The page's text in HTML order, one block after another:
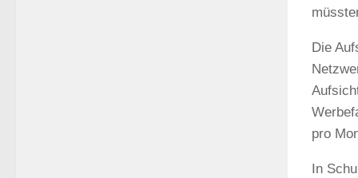
Die
pro
In